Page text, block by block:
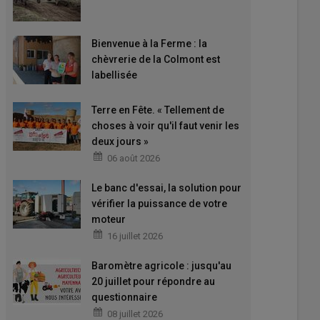
Bienvenue à la Ferme : la
chèvrerie de la Colmont est
labellisée
Terre en Fête. « Tellement de
choses à voir qu'il faut venir les
deux jours »
06 août 2026
Le banc d'essai, la solution pour
vérifier la puissance de votre
moteur
16 juillet 2026
Baromètre agricole : jusqu'au
20 juillet pour répondre au
questionnaire
08 juillet 2026